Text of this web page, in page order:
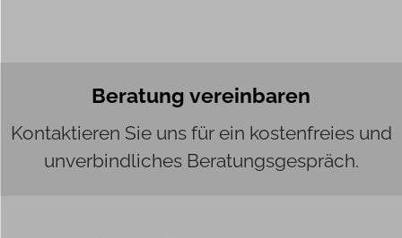
Beratung vereinbaren
Kontaktieren Sie uns für ein kostenfreies und
unverbindliches Beratungsgespräch.